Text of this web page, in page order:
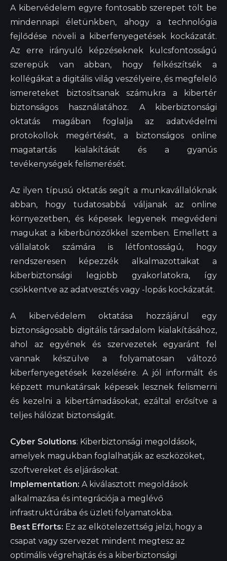
A kibervédelem egyre fontosabb szerepet tölt be
mindennapi életünkben, ahogy a technológia
fejlődése növeli a kiberfenyegetések kockázatát.
Az erre irányuló képzéseknek kulcsfontosságú
szerepük van abban, hogy felkészítsék a
kollégákat a digitális világ veszélyeire, és megfelelő
ismereteket biztosítsanak számukra a kibertér
biztonságos használatához. A kiberbiztonsági
oktatás magában foglalja az adatvédelmi
protokollok megértését, a biztonságos online
magatartás kialakítását és a gyanús
tevékenységek felismerését.
Az ilyen típusú oktatás segít a munkavállalóknak
abban, hogy tudatosabbá váljanak az online
környezetben, és képesek legyenek megvédeni
magukat a kiberbűnözőkkel szemben. Emellett a
vállalatok számára is létfontosságú, hogy
rendszeresen képezzék alkalmazottaikat a
kiberbiztonsági legjobb gyakorlatokra, így
csökkentve az adatvesztés vagy -lopás kockázatát.
A kibervédelem oktatása hozzájárul egy
biztonságosabb digitális társadalom kialakításához,
ahol az egyének és szervezetek egyaránt fel
vannak készülve a folyamatosan változó
kiberfenyegetések kezelésére. A jól informált és
képzett munkatársak képesek lesznek felismerni
és kezelni a kibertámadásokat, ezáltal erősítve a
teljes hálózat biztonságát.
Cyber Solutions: Kiberbiztonsági megoldások,
amelyek magukban foglalhatják az eszközöket,
szoftvereket és eljárásokat.
Implementation: A kiválasztott megoldások
alkalmazása és integrációja a meglévő
infrastruktúrába és üzleti folyamatokba.
Best Efforts: Ez az elkötelezettség jelzi, hogy a
csapat vagy szervezet mindent megtesz az
optimális végrehajtás és a kiberbiztonsági